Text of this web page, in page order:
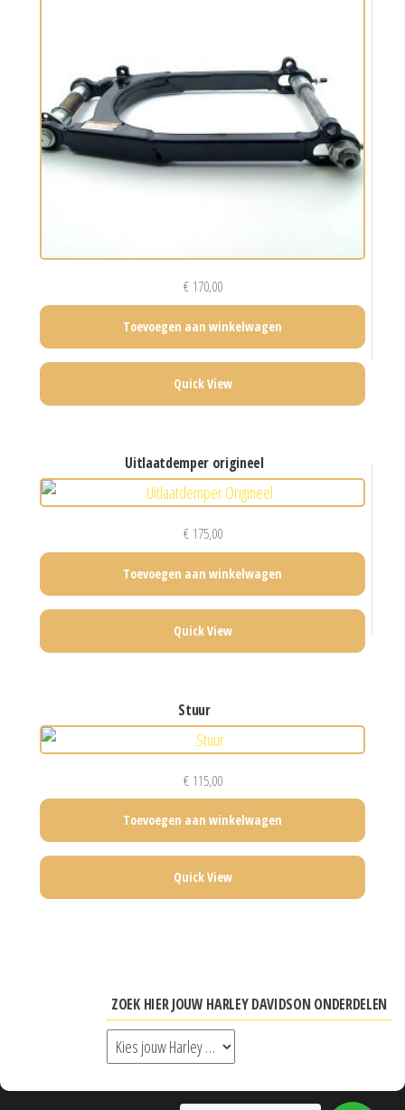
€170,00
Toevoegen aan winkelwagen
Quick View
uitlaatdemper origineel
€175,00
Toevoegen aan winkelwagen
Quick View
stuur
€115,00
Toevoegen aan winkelwagen
Quick View
ZOEK HIER JOUW HARLEY DAVIDSON ONDERDELEN